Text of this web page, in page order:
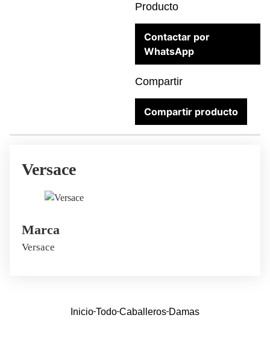
Producto
Contactar por
WhatsApp
Compartir
Compartir producto
Versace
Marca
Versace
Inicio Todo Caballeros Damas